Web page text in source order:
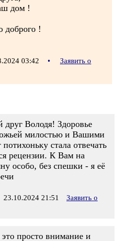
дом !
доброго !
03:42 •
Заявить о
Володя! Здоровье
милостью и Вашими
стала отвечать
рецензии. К Вам на
особо, без спешки - я её
23.10.2024 21:51
Заявить о
просто внимание и